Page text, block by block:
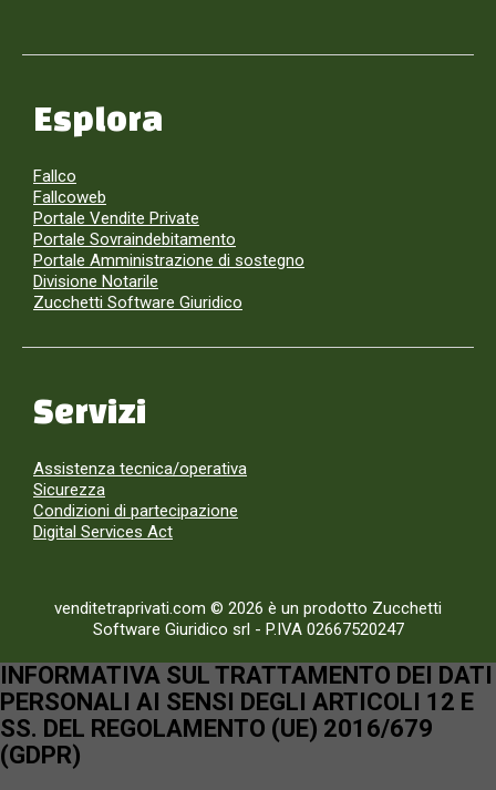
Esplora
Fallco
Fallcoweb
Portale Vendite Private
Portale Sovraindebitamento
Portale Amministrazione di sostegno
Divisione Notarile
Zucchetti Software Giuridico
Servizi
Assistenza tecnica/operativa
Sicurezza
Condizioni di partecipazione
Digital Services Act
venditetraprivati.com © 2026 è un prodotto Zucchetti
Software Giuridico srl - P.IVA 02667520247
INFORMATIVA SUL TRATTAMENTO DEI DATI
PERSONALI AI SENSI DEGLI ARTICOLI 12 E
SS. DEL REGOLAMENTO (UE) 2016/679
(GDPR)